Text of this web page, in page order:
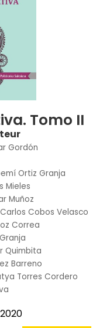
Tomo II
Gordón
Ortiz Granja
Mieles
Muñoz
Cobos Velasco
Correa
Quimbita
Barreno
Torres Cordero
2020